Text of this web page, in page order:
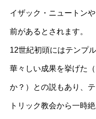
イザック・ニュートン
前があるとされます。
12世紀初頭にはテンプ
華々しい成果を挙げた
か？）との説もあり、
トリック教会から一時